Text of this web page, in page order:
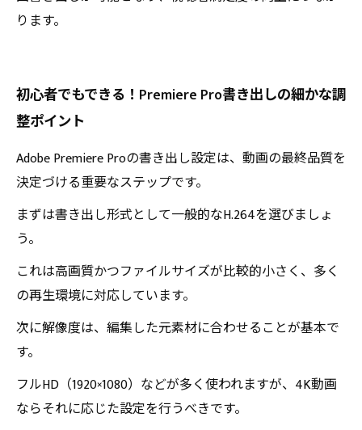
ります。
初心者でもできる！Premiere Pro書き出しの細かな調
整ポイント
Adobe Premiere Proの書き出し設定は、動画の最終品質を
決定づける重要なステップです。
まずは書き出し形式として一般的なH.264を選びましょ
う。
これは高画質かつファイルサイズが比較的小さく、多く
の再生環境に対応しています。
次に解像度は、編集した元素材に合わせることが基本で
す。
フルHD（1920×1080）などが多く使われますが、4K動画
ならそれに応じた設定を行うべきです。